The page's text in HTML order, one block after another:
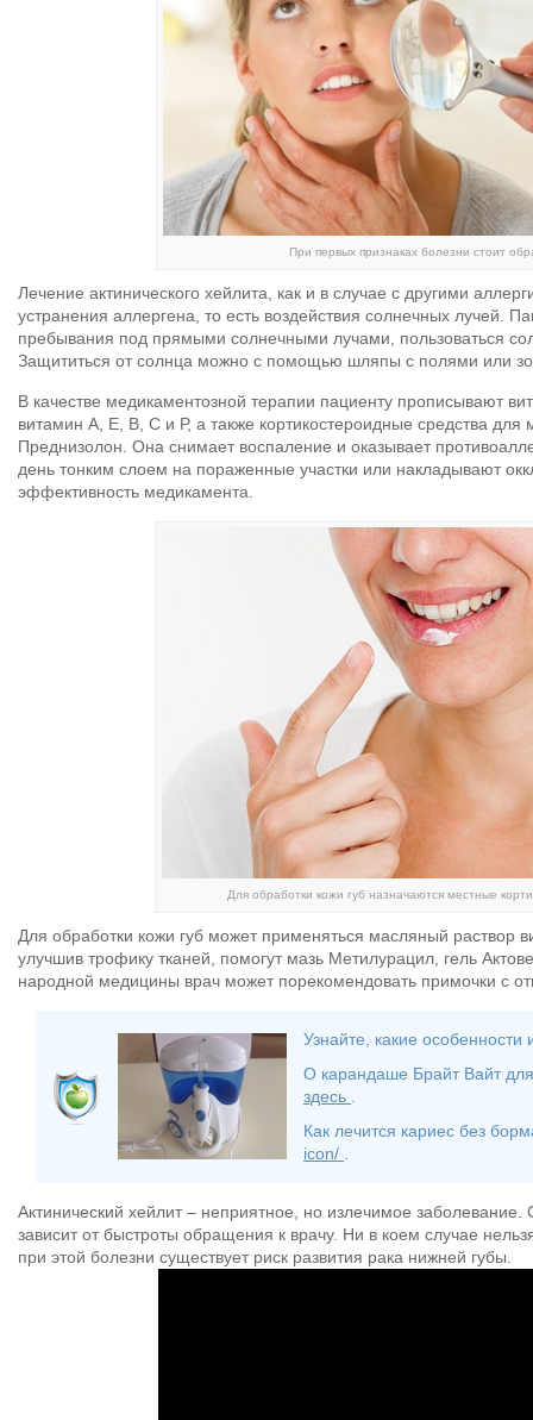
При первых признаках болезни стоит
Лечение актинического хейлита, как и в случае с другими
устранения аллергена, то есть воздействия солнечных лучей.
пребывания под прямыми солнечными лучами, пользоваться
Защититься от солнца можно с помощью шляпы с полями или
В качестве медикаментозной терапии пациенту прописывают
витамин А, Е, В, С и Р, а также кортикостероидные средства
Преднизолон. Она снимает воспаление и оказывает
день тонким слоем на пораженные участки или накладывают
эффективность медикамента.
Для обработки кожи губ назначаются местные
Для обработки кожи губ может применяться масляный раствор
улучшив трофику тканей, помогут мазь Метилурацил, гель
народной медицины врач может порекомендовать примочки с
Узнайте, какие
О карандаше Брайт Вайт
здесь .
Как лечится кариес без
icon/ .
Актинический хейлит – неприятное, но излечимое
зависит от быстроты обращения к врачу. Ни в коем случае
при этой болезни существует риск развития рака нижней губы.